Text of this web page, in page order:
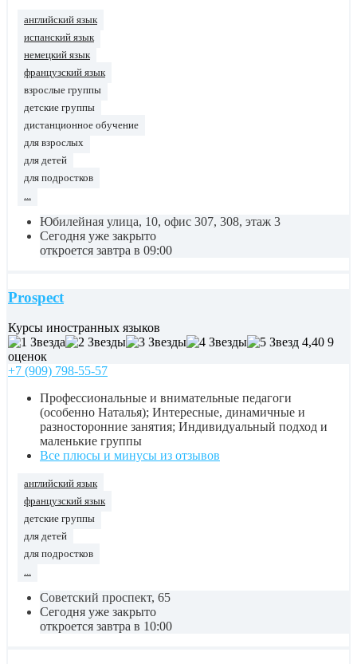
английский язык
испанский язык
немецкий язык
французский язык
взрослые группы
детские группы
дистанционное обучение
для взрослых
для детей
для подростков
...
Юбилейная улица, 10, офис 307, 308, этаж 3
Сегодня уже закрыто
откроется завтра в 09:00
Prospect
Курсы иностранных языков
4,40 9
оценок
+7 (909) 798-55-57
Профессиональные и внимательные педагоги
(особенно Наталья); Интересные, динамичные и
разносторонние занятия; Индивидуальный подход и
маленькие группы
Все плюсы и минусы из отзывов
английский язык
французский язык
детские группы
для детей
для подростков
...
Советский проспект, 65
Сегодня уже закрыто
откроется завтра в 10:00